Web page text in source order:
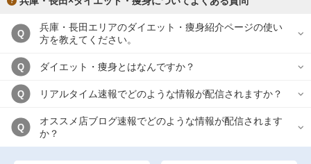
Q
兵庫・長田エリアのダイエット・痩身紹介ページの使い
方を教えてください。
Q ダイエット・痩身とはなんですか？
Q リアルタイム速報でどのような情報が配信されますか？
Q
オススメ店ブログ速報でどのような情報が配信されます
か？